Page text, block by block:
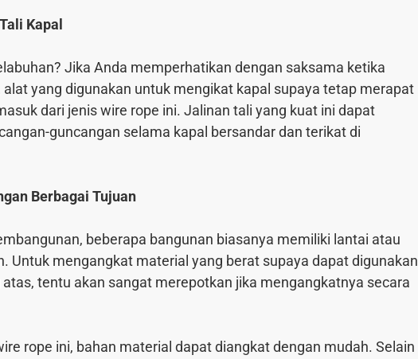
Kapal
Jika Anda memperhatikan dengan saksama ketika
alat yang digunakan untuk mengikat kapal supaya tetap merapat
dari jenis wire rope ini. Jalinan tali yang kuat ini dapat
guncangan selama kapal bersandar dan terikat di
Berbagai Tujuan
beberapa bangunan biasanya memiliki lantai atau
Untuk mengangkat material yang berat supaya dapat digunakan
tentu akan sangat merepotkan jika mengangkatnya secara
rope ini, bahan material dapat diangkat dengan mudah. Selain